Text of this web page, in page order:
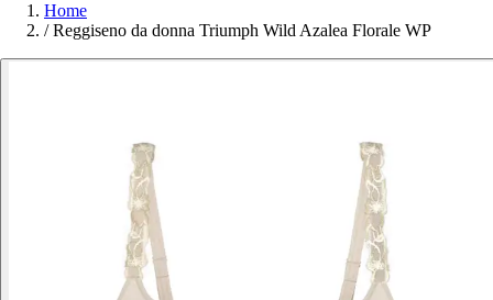
Home
/ Reggiseno da donna Triumph Wild Azalea Florale WP